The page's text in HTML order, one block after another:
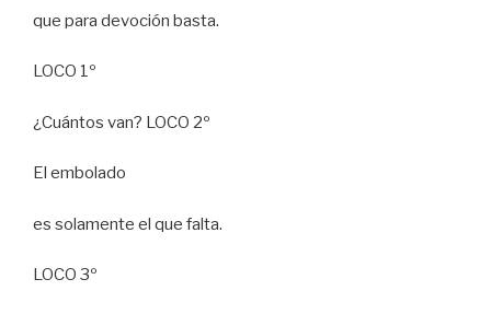
que para devoción basta.
LOCO 1º
¿Cuántos van? LOCO 2º
El embolado
es solamente el que falta.
LOCO 3º